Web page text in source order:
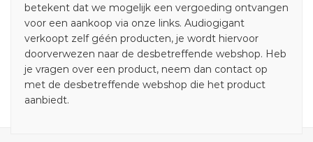
betekent dat we mogelijk een vergoeding ontvangen
voor een aankoop via onze links. Audiogigant
verkoopt zelf géén producten, je wordt hiervoor
doorverwezen naar de desbetreffende webshop. Heb
je vragen over een product, neem dan contact op
met de desbetreffende webshop die het product
aanbiedt.